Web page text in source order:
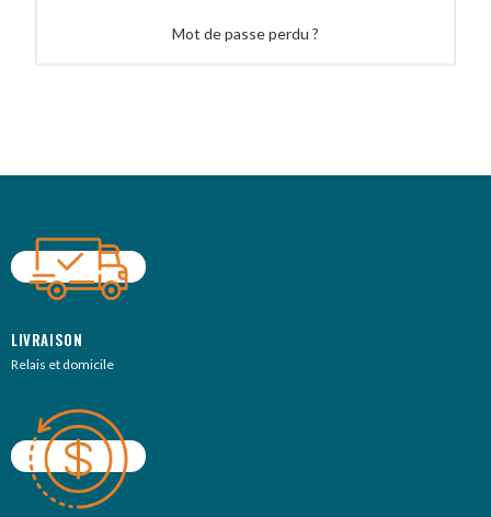
Mot de passe perdu ?
LIVRAISON
Relais et domicile